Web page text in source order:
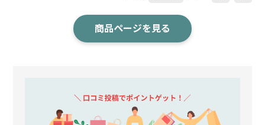
商品ページを見る